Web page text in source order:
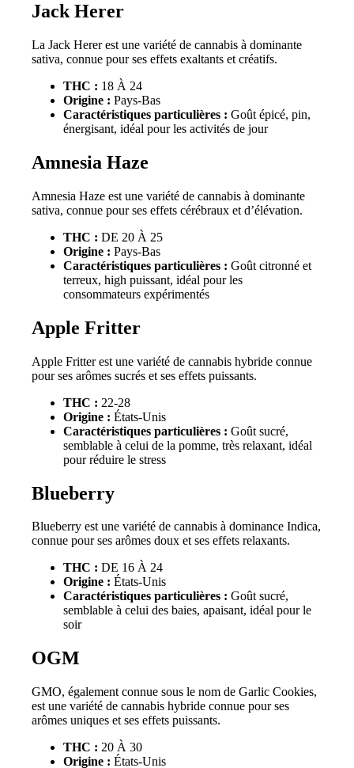
Jack Herer
La Jack Herer est une variété de cannabis à dominante
sativa, connue pour ses effets exaltants et créatifs.
THC : 18 À 24
Origine : Pays-Bas
Caractéristiques particulières : Goût épicé, pin,
énergisant, idéal pour les activités de jour
Amnesia Haze
Amnesia Haze est une variété de cannabis à dominante
sativa, connue pour ses effets cérébraux et d’élévation.
THC : DE 20 À 25
Origine : Pays-Bas
Caractéristiques particulières : Goût citronné et
terreux, high puissant, idéal pour les
consommateurs expérimentés
Apple Fritter
Apple Fritter est une variété de cannabis hybride connue
pour ses arômes sucrés et ses effets puissants.
THC : 22-28
Origine : États-Unis
Caractéristiques particulières : Goût sucré,
semblable à celui de la pomme, très relaxant, idéal
pour réduire le stress
Blueberry
Blueberry est une variété de cannabis à dominance Indica,
connue pour ses arômes doux et ses effets relaxants.
THC : DE 16 À 24
Origine : États-Unis
Caractéristiques particulières : Goût sucré,
semblable à celui des baies, apaisant, idéal pour le
soir
OGM
GMO, également connue sous le nom de Garlic Cookies,
est une variété de cannabis hybride connue pour ses
arômes uniques et ses effets puissants.
THC : 20 À 30
Origine : États-Unis